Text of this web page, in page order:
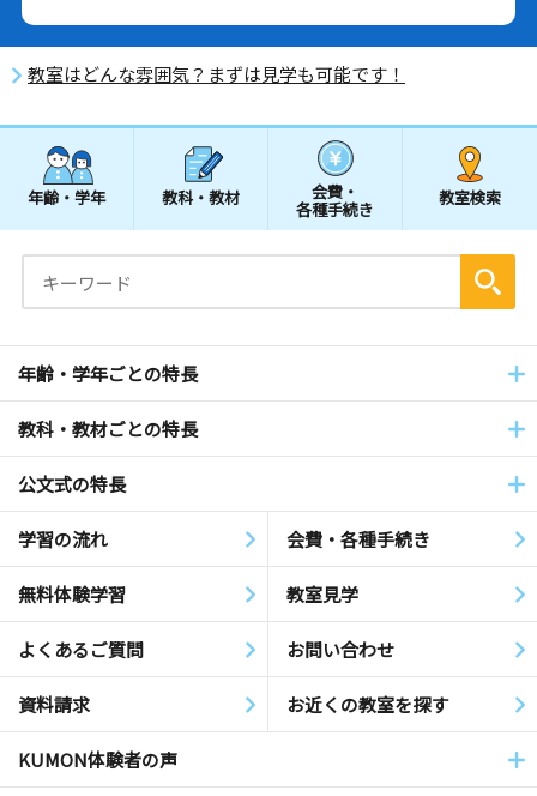
教室はどんな雰囲気？まずは見学も可能です！
年齢・学年 教科・教材 会費・
各種手続き
教室検索
年齢・学年ごとの特長
教科・教材ごとの特長
公文式の特長
学習の流れ 会費・各種手続き
無料体験学習 教室見学
よくあるご質問 お問い合わせ
資料請求 お近くの教室を探す
KUMON体験者の声